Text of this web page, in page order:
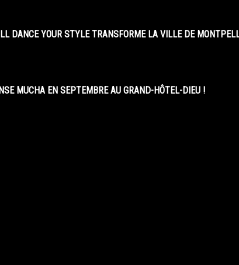
DANCE YOUR STYLE TRANSFORME LA VILLE DE
MUCHA EN SEPTEMBRE AU GRAND-HÔTEL-DIEU !